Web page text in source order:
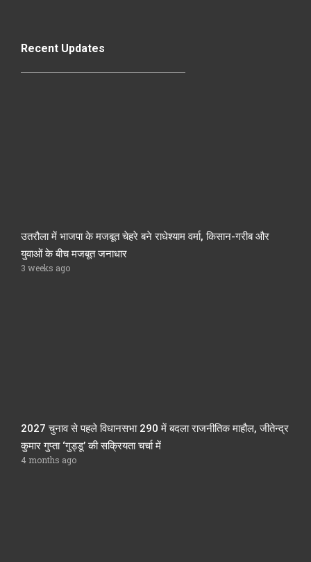
Recent Updates
उतरौला में भाजपा के मजबूत चेहरे बने राधेश्याम वर्मा, किसान-गरीब और
युवाओं के बीच मजबूत जनाधार
3 weeks ago
2027 चुनाव से पहले विधानसभा 290 में बदला राजनीतिक माहौल, जीतेन्द्र
कुमार गुप्ता ‘गुड्डू’ की सक्रियता चर्चा में
4 months ago